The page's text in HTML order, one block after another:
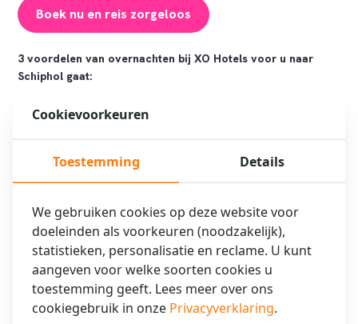
Boek nu en reis zorgeloos
3 voordelen van overnachten bij XO Hotels voor u naar
Schiphol gaat:
Dichtbij Schiphol, zodat u
zonder stress op tijd op de
luchthaven bent
Extra service: Gratis eerste
uur late check-out
Cookievoorkeuren
Toestemming Details
We gebruiken cookies op deze website voor
doeleinden als voorkeuren (noodzakelijk),
statistieken, personalisatie en reclame. U kunt
aangeven voor welke soorten cookies u
toestemming geeft. Lees meer over ons
cookiegebruik in onze Privacyverklaring.